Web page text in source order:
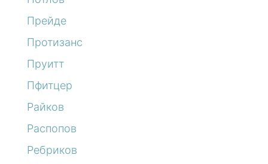
Прейде
Протизанс
Пруитт
Пфитцер
Райков
Распопов
Ребриков